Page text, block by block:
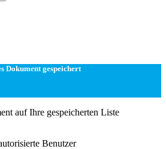
Dokument gespeichert
auf Ihre gespeicherten Liste
Benutzer